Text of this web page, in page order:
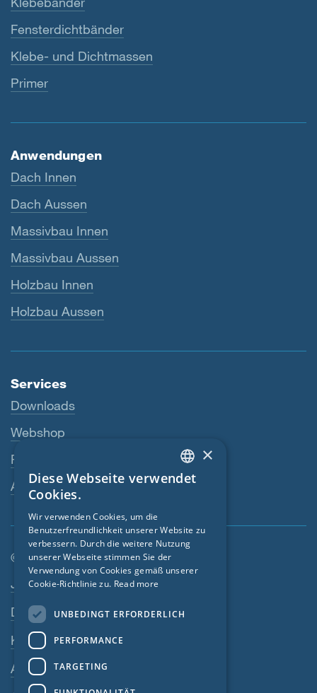
Fensterdichtbänder
Klebe- und Dichtmassen
Primer
Anwendungen
Dach Innen
Dach Aussen
Massivbau Innen
Massivbau Aussen
Holzbau Innen
Holzbau Aussen
Services
Downloads
Webshop
Fachhändler
Ansprechperson
© SIGA 2026
Footer-Navigation
Jobs
Datenschutz
Kontakt
AGB
ENGLISH
FRENCH
CZECH
×
Diese Webseite verwendet
Cookies.
Wir verwenden Cookies, um die
Benutzerfreundlichkeit unserer Website zu
verbessern. Durch die weitere Nutzung
unserer Webseite stimmen Sie der
Verwendung von Cookies gemäß unserer
Cookie-Richtlinie zu. Read more
UNBEDINGT ERFORDERLICH
PERFORMANCE
TARGETING